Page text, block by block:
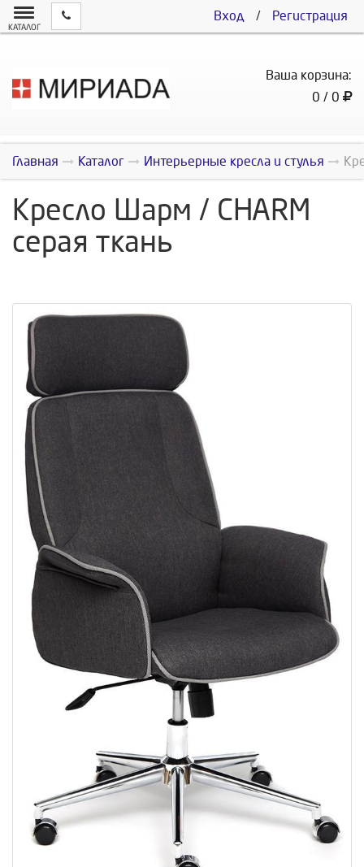
Вход / Регистрация
КАТАЛОГ
Ваша корзина:
0 / 0
Главная Каталог Интерьерные кресла и стулья
Кресло Шарм / CHARM
серая ткань